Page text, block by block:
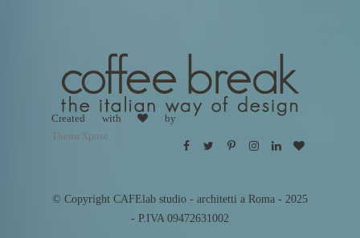
Created with
by
ThemeXpose
© Copyright CAFElab studio - architetti a Roma - 2025
- P.IVA 09472631002